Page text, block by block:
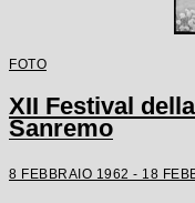
FOTO
XII Festival
Sanremo
8 FEBBRAIO 1962 - 18